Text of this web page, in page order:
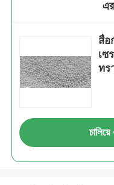
สื่อ
เซ
ทร
চালিয়ে